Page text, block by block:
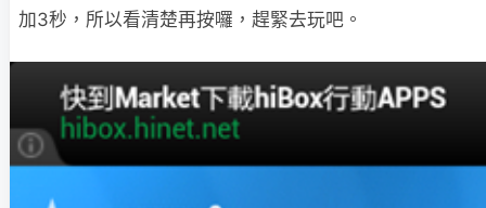
加3秒，所以看清楚再按囉，趕緊去玩吧。